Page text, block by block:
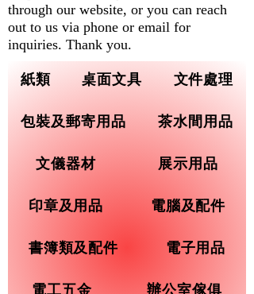
紙類 桌面文具 文件處理
包裝及郵寄用品 茶水間用品
文儀器材 展示用品
印章及用品 電腦及配件
書簿類及配件 電子用品
電工五金 辦公室傢俱
through our website, or you can reach
out to us via phone or email for
inquiries. Thank you.